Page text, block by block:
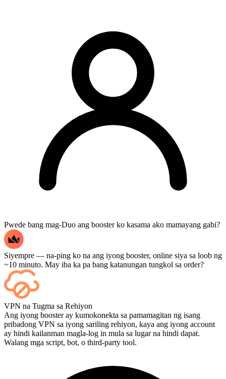
Pwede bang mag-Duo ang booster ko kasama ako mamayang gabi?
Siyempre — na-ping ko na ang iyong booster, online siya sa loob ng
~10 minuto. May iba ka pa bang katanungan tungkol sa order?
Oo — bawat laban ay lalabas sa iyong dashboard pagkatapos nito,
at kung gusto mong mapanood ang mismong mga laro, idagdag ang
Streaming sa checkout.
VPN na Tugma sa Rehiyon
Ang iyong booster ay kumokonekta sa pamamagitan ng isang
pribadong VPN sa iyong sariling rehiyon, kaya ang iyong account
ay hindi kailanman magla-log in mula sa lugar na hindi dapat.
Walang mga script, bot, o third-party tool.